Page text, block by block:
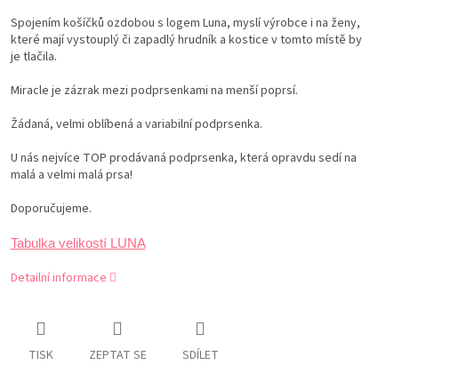
Spojením košíčků ozdobou s logem Luna, myslí výrobce i na ženy,
které mají vystouplý či zapadlý hrudník a kostice v tomto místě by
je tlačila.
Miracle je zázrak mezi podprsenkami na menší poprsí.
Žádaná, velmi oblíbená a variabilní podprsenka.
U nás nejvíce TOP prodávaná podprsenka, která opravdu sedí na
malá a velmi malá prsa!
Doporučujeme.
Tabulka velikostí LUNA
Detailní informace
TISK ZEPTAT SE SDÍLET